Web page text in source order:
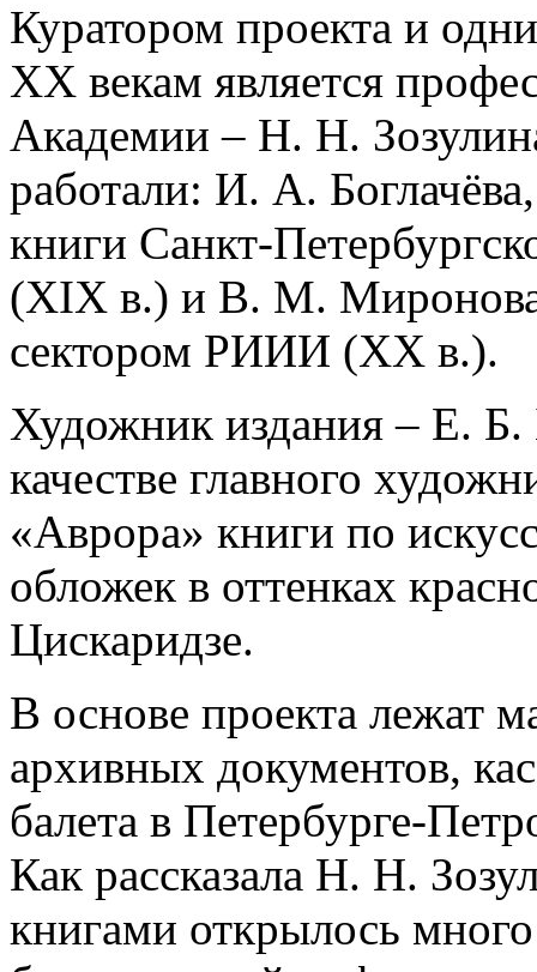
Куратором проекта и
XX векам является
Академии – Н. Н.
работали: И. А.
книги Санкт-
(XIX в.) и В. М.
сектором РИИИ (XX в.).
Художник издания – Е.
качестве главного
«Аврора» книги по
обложек в оттенках
Цискаридзе.
В основе проекта лежат
архивных документов,
балета в Петербурге-
Как рассказала Н. Н.
книгами открылось